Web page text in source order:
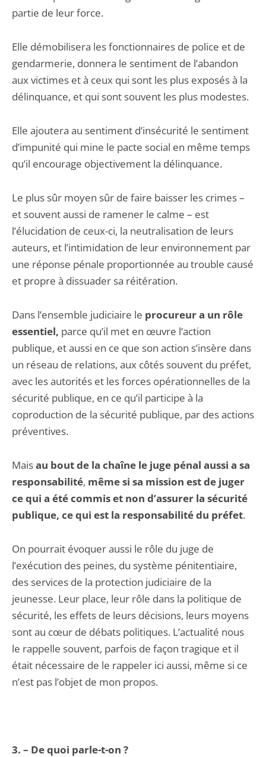
partie de leur force.
Elle démobilisera les fonctionnaires de police et de
gendarmerie, donnera le sentiment de l’abandon
aux victimes et à ceux qui sont les plus exposés à la
délinquance, et qui sont souvent les plus modestes.
Elle ajoutera au sentiment d’insécurité le sentiment
d’impunité qui mine le pacte social en même temps
qu’il encourage objectivement la délinquance.
Le plus sûr moyen sûr de faire baisser les crimes –
et souvent aussi de ramener le calme – est
l’élucidation de ceux-ci, la neutralisation de leurs
auteurs, et l’intimidation de leur environ­nement par
une réponse pénale proportionnée au trouble causé
et propre à dissuader sa réitération.
Dans l’ensemble judiciaire le procureur a un rôle
essentiel, parce qu’il met en œuvre l’action
publique, et aussi en ce que son action s’insère dans
un réseau de relations, aux côtés souvent du préfet,
avec les autorités et les forces opérationnelles de la
sécurité publique, en ce qu’il participe à la
coproduction de la sécurité publique, par des actions
préventives.
Maisau bout de la chaîne le juge pénal aussi a sa
responsabilité, même si sa mission est de juger
ce qui a été commis et non d’assurer la sécurité
publique, ce qui est la responsa­bilité du préfet.
On pourrait évoquer aussi le rôle du juge de
l’exécution des peines, du système pénitentiaire,
des services de la protection judiciaire de la
jeunesse. Leur place, leur rôle dans la politique de
sécurité, les effets de leurs décisions, leurs moyens
sont au cœur de débats poli­tiques. L’actualité nous
le rappelle souvent, parfois de façon tragique et il
était nécessaire de le rappeler ici aussi, même si ce
n’est pas l’objet de mon propos.
3. – De quoi parle-t-on ?